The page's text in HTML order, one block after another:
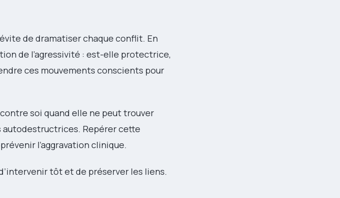
de dramatiser chaque conflit. En
de l’agressivité : est-elle protectrice,
ces mouvements conscients pour
soi quand elle ne peut trouver
autodestructrices. Repérer cette
l’aggravation clinique.
tôt et de préserver les liens.